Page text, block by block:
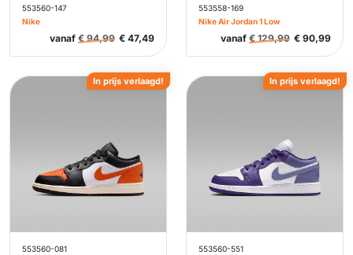
553560-147
Nike
vanaf €94,99 € 47,49
553558-169
Nike Air Jordan 1 Low
vanaf €129,99 € 90,99
553560-081
In prijs verlaagd!
553560-551
In prijs verlaagd!